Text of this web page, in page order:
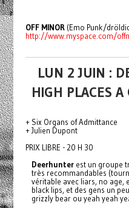
OFF MINOR(Emo Punk/
http://www.myspace.com/
LUN 2 JUIN :
HIGH PLACES
+ Six Organs of Admittance
+ Julien Dupont
PRIX LIBRE - 20 H 30
Deerhunterest un groupe
très recommandables
véritable avec liars, no age,
black lips, et des gens un
grizzly bear ou yeah yeah